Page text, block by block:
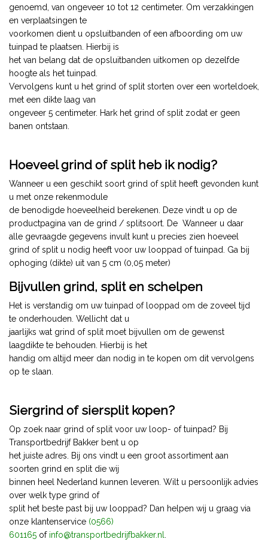
genoemd, van ongeveer 10 tot 12 centimeter. Om verzakkingen
en verplaatsingen te
voorkomen dient u opsluitbanden of een afboording om uw
tuinpad te plaatsen. Hierbij is
het van belang dat de opsluitbanden uitkomen op dezelfde
hoogte als het tuinpad.
Vervolgens kunt u het grind of split storten over een worteldoek,
met een dikte laag van
ongeveer 5 centimeter. Hark het grind of split zodat er geen
banen ontstaan.
Hoeveel grind of split heb ik nodig?
Wanneer u een geschikt soort grind of split heeft gevonden kunt
u met onze rekenmodule
de benodigde hoeveelheid berekenen. Deze vindt u op de
productpagina van de grind / splitsoort. De Wanneer u daar
alle gevraagde gegevens invult kunt u precies zien hoeveel
grind of split u nodig heeft voor uw looppad of tuinpad. Ga bij
ophoging (dikte) uit van 5 cm (0,05 meter)
Bijvullen grind, split en schelpen
Het is verstandig om uw tuinpad of looppad om de zoveel tijd
te onderhouden. Wellicht dat u
jaarlijks wat grind of split moet bijvullen om de gewenst
laagdikte te behouden. Hierbij is het
handig om altijd meer dan nodig in te kopen om dit vervolgens
op te slaan.
Siergrind of siersplit kopen?
Op zoek naar grind of split voor uw loop- of tuinpad? Bij
Transportbedrijf Bakker bent u op
het juiste adres. Bij ons vindt u een groot assortiment aan
soorten grind en split die wij
binnen heel Nederland kunnen leveren. Wilt u persoonlijk advies
over welk type grind of
split het beste past bij uw looppad? Dan helpen wij u graag via
onze klantenservice (0566)
601165 of info@transportbedrijfbakker.nl.